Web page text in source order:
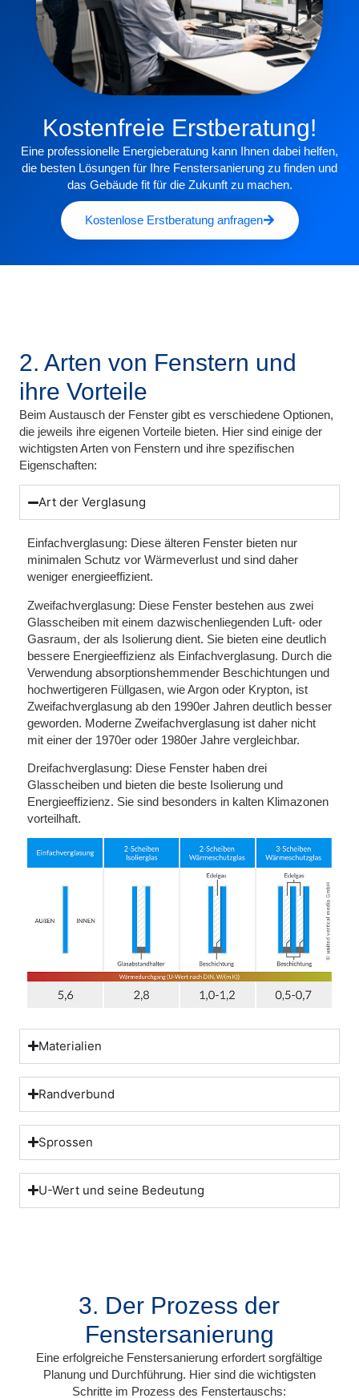
Kostenfreie Erstberatung!
Eine professionelle Energieberatung kann Ihnen dabei helfen,
die besten Lösungen für Ihre Fenstersanierung zu finden und
das Gebäude fit für die Zukunft zu machen.
Kostenlose Erstberatung anfragen
2. Arten von Fenstern und
ihre Vorteile
Beim Austausch der Fenster gibt es verschiedene Optionen,
die jeweils ihre eigenen Vorteile bieten. Hier sind einige der
wichtigsten Arten von Fenstern und ihre spezifischen
Eigenschaften:
Art der Verglasung
Einfachverglasung: Diese älteren Fenster bieten nur
minimalen Schutz vor Wärmeverlust und sind daher
weniger energieeffizient.
Zweifachverglasung: Diese Fenster bestehen aus zwei
Glasscheiben mit einem dazwischenliegenden Luft- oder
Gasraum, der als Isolierung dient. Sie bieten eine deutlich
bessere Energieeffizienz als Einfachverglasung. Durch die
Verwendung absorptionshemmender Beschichtungen und
hochwertigeren Füllgasen, wie Argon oder Krypton, ist
Zweifachverglasung ab den 1990er Jahren deutlich besser
geworden. Moderne Zweifachverglasung ist daher nicht
mit einer der 1970er oder 1980er Jahre vergleichbar.
Dreifachverglasung: Diese Fenster haben drei
Glasscheiben und bieten die beste Isolierung und
Energieeffizienz. Sie sind besonders in kalten Klimazonen
vorteilhaft.
Materialien
Randverbund
Sprossen
U-Wert und seine Bedeutung
3. Der Prozess der
Fenstersanierung
Eine erfolgreiche Fenstersanierung erfordert sorgfältige
Planung und Durchführung. Hier sind die wichtigsten
Schritte im Prozess des Fenstertauschs: